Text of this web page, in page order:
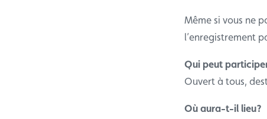
Même si vous ne
l’enregistrement
Qui peut
Ouvert à tous,
Où aura-t-il lieu?